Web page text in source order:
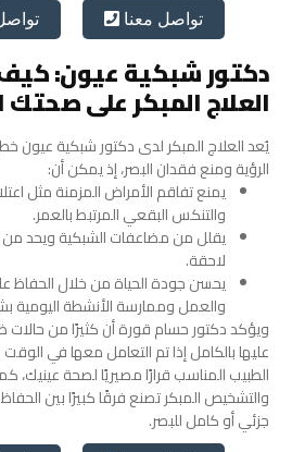
تواصل معنا
دكتور شبكية عيون:
العلاج المبكر على صحتك
يُعد العلاج المبكر لدى دكتور شبكية عيون
الرؤية ومنع فقدان البصر، إذ يمكن أن:
يمنع تفاقم الأمراض المزمنة مثل
والتنكس البقعي المرتبط بالعمر.
يقلل من مضاعفات الشبكية ويحد من
لاحقة.
يحسن جودة الحياة من خلال الحفاظ
والعمل وممارسة الأنشطة
ويؤكد دكتور حسام قورة أن كثيرًا من
عليها بالكامل إذا تم التعامل معها في الوقت
الطبيب المناسب قرارًا مصيريًا لصحة
والتشخيص المبكر تصنع فرقًا كبيرًا بين
جزئي أو كامل للبصر.